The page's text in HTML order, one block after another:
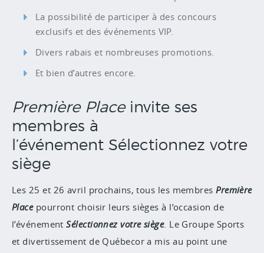
La possibilité de participer à des concours
exclusifs et des événements VIP.
Divers rabais et nombreuses promotions.
Et bien d’autres encore.
Première Placeinvite ses
membres à
l’événement Sélectionnez votre
siège
Les 25 et 26 avril prochains, tous les membres Première
Place pourront choisir leurs sièges à l’occasion de
l’événement Sélectionnez votre siège. Le Groupe Sports
et divertissement de Québecor a mis au point une